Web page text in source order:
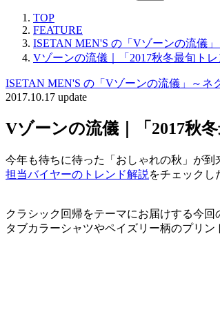
TOP
FEATURE
ISETAN MEN'S の「Vゾーンの流儀
Vゾーンの流儀｜「2017秋冬最旬ト
ISETAN MEN'S の「Vゾーンの流儀」～ネ
2017.10.17 update
Vゾーンの流儀｜「2017秋
今年も待ちに待った「おしゃれの秋」が
担当バイヤーのトレンド解説 をチェックし
クラシック回帰をテーマにお届けする今
タブカラーシャツやペイズリー柄のプリ